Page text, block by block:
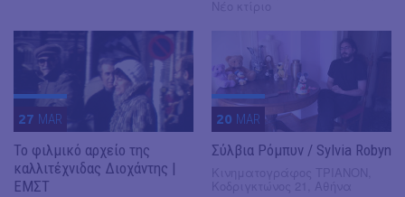
27 MAR
Το φιλμικό αρχείο της
καλλιτέχνιδας Διοχάντης |
ΕΜΣΤ
20 MAR
Σύλβια Ρόμπυν / Sylvia Robyn